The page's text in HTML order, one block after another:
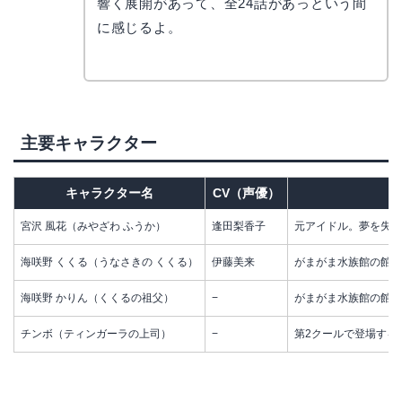
響く展開があって、全24話があっという間
に感じるよ。
主要キャラクター
キャラクター名 CV（声優）
宮沢 風花（みやざわ ふうか） 逢田梨香子 元アイドル。夢を失
海咲野 くくる（うなさきの くくる） 伊藤美来 がまがま水族館の館
海咲野 かりん（くくるの祖父） − がまがま水族館の館
チンボ（ティンガーラの上司） − 第2クールで登場する